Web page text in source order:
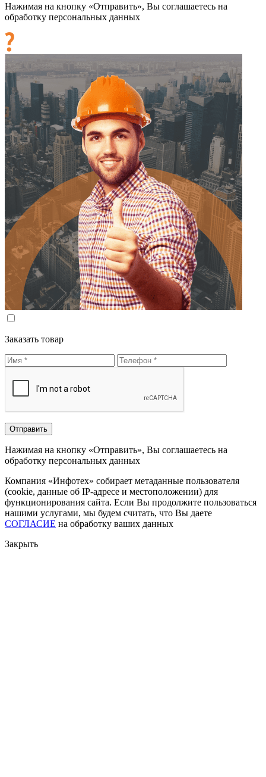
Нажимая на кнопку «Отправить», Вы соглашаетесь на
обработку персональных данных
Заказать товар
Нажимая на кнопку «Отправить», Вы соглашаетесь на
обработку персональных данных
Компания «Инфотех» собирает метаданные пользователя
(cookie, данные об IP-адресе и местоположении) для
функционирования сайта. Если Вы продолжите пользоваться
нашими услугами, мы будем считать, что Вы даете
СОГЛАСИЕ на обработку ваших данных
Закрыть